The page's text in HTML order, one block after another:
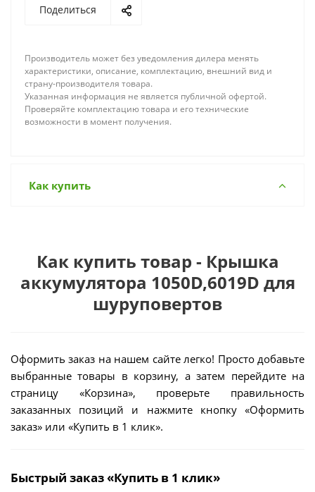
Поделиться
Производитель может без уведомления дилера менять
характеристики, описание, комплектацию, внешний вид и
страну-производителя товара.
Указанная информация не является публичной офертой.
Проверяйте комплектацию товара и его технические
возможности в момент получения.
Как купить
Как купить товар - Крышка
аккумулятора 1050D,6019D для
шуруповертов
Оформить заказ на нашем сайте легко! Просто добавьте
выбранные товары в корзину, а затем перейдите на
страницу «Корзина», проверьте правильность
заказанных позиций и нажмите кнопку «Оформить
заказ» или «Купить в 1 клик».
Быстрый заказ «Купить в 1 клик»